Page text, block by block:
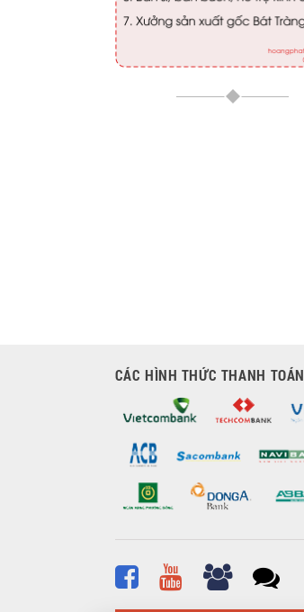
CÁC HÌNH THỨC THANH TOÁN